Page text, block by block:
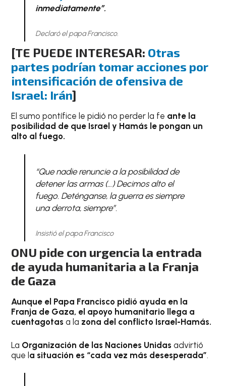
inmediatamente”.
Declaró el papa Francisco.
[TE PUEDE INTERESAR: Otras
partes podrían tomar acciones por
intensificación de ofensiva de
Israel: Irán]
El sumo pontífice le pidió no perder la fe ante la
posibilidad de que Israel y Hamás le pongan un
alto al fuego.
“Que nadie renuncie a la posibilidad de
detener las armas (…) Decimos alto el
fuego. Deténganse, la guerra es siempre
una derrota, siempre”.
Insistió el papa Francisco
ONU pide con urgencia la entrada
de ayuda humanitaria a la Franja
de Gaza
Aunque el Papa Francisco pidió ayuda en la
Franja de Gaza, el apoyo humanitario llega a
cuentagotasa la zona del conflicto Israel-Hamás.
La Organización de las Naciones Unidas advirtió
que la situación es “cada vez más desesperada”.